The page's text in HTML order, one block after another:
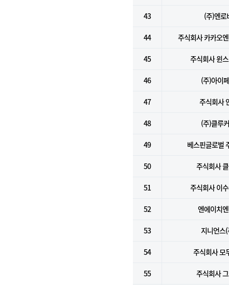
43 (주)엔로
44 주식회사 카카오
45 주식회사 윈
46 (주)아이
47 주식회사
48 (주)클루
49 베스핀글로벌
50 주식회사
51 주식회사 이
52 엔에이치
53 지니언스
54 주식회사 모
55 주식회사